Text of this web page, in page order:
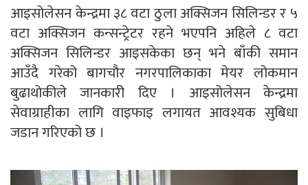
आइसोलेसन केन्द्रमा ३८ वटा ठुला अक्सिजन सिलिन्डर र ५
वटा अक्सिजन कन्सन्ट्रेटर रहने भएपनि अहिले ८ वटा
अक्सिजन सिलिन्डर आइसकेका छन् भने बाँकी समान
आउँदै गरेको बागचौर नगरपालिकाका मेयर लोकमान
बुढाथोकीले जानकारी दिए । आइसोलेसन केन्द्रमा
सेवाग्राहीका लागि वाइफाइ लगायत आवश्यक सुबिधा
जडान गरिएको छ ।